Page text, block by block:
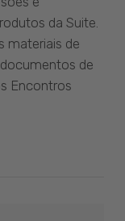
da Suite.
materiais de
de
Encontros